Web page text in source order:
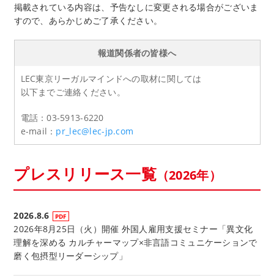
掲載されている内容は、予告なしに変更される場合がございま
すので、 あらかじめご了承ください。
報道関係者の皆様へ
LEC東京リーガルマインドへの取材に関しては
以下までご連絡ください。
電話：03-5913-6220
e-mail： pr_lec@lec-jp.com
プレスリリース一覧（2026年）
2026.8.6
2026年8月25日（火）開催 外国人雇用支援セミナー「異文化
理解を深める カルチャーマップ×非言語コミュニケーションで
磨く包摂型リーダーシップ」